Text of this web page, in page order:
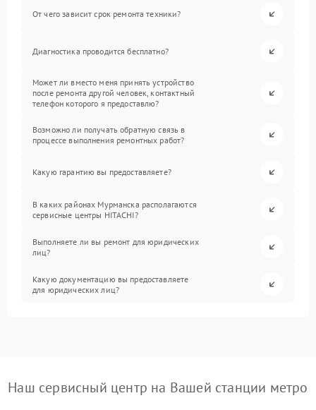
От чего зависит срок ремонта техники?
Диагностика проводится бесплатно?
Может ли вместо меня принять устройство
после ремонта другой человек, контактный
телефон которого я предоставлю?
Возможно ли получать обратную связь в
процессе выполнения ремонтных работ?
Какую гарантию вы предоставляете?
В каких районах Мурманска располагаются
сервисные центры HITACHI?
Выполняете ли вы ремонт для юридических
лиц?
Какую документацию вы предоставляете
для юридических лиц?
Наш сервисный центр на Вашей станции метро